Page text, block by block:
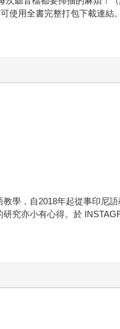
使用全書完整打包下載連結。
學，自2018年起從事印尼
究亦小有心得。於